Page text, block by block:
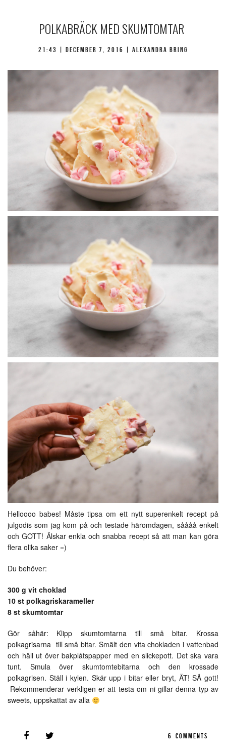
POLKABRÄCK MED SKUMTOMTAR
21:43 | december 7, 2016 | Alexandra Bring
Helloooo babes! Måste tipsa om ett nytt superenkelt recept på
julgodis som jag kom på och testade häromdagen, såååå enkelt
och GOTT! Älskar enkla och snabba recept så att man kan göra
flera olika saker =)
Du behöver:
300 g vit choklad
10 st polkagriskarameller
8 st skumtomtar
Gör såhär: Klipp skumtomtarna till små bitar. Krossa
polkagrisarna till små bitar. Smält den vita chokladen i vattenbad
och häll ut över bakplåtspapper med en slickepott. Det ska vara
tunt. Smula över skumtomtebitarna och den krossade
polkagrisen. Ställ i kylen. Skär upp i bitar eller bryt, ÄT! SÅ gott!
Rekommenderar verkligen er att testa om ni gillar denna typ av
sweets, uppskattat av alla
6 COMMENTS